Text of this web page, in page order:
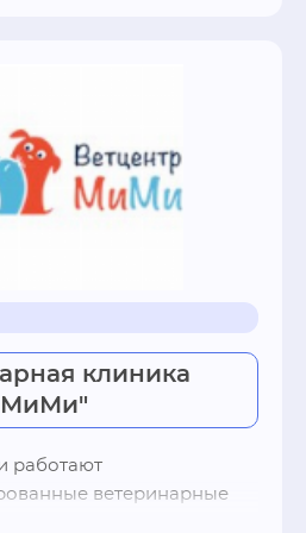
отношения с другими
владельца), что
на его здоровье и
для животных это
специалисты
всего периода
клиника
работают
ветеринарные